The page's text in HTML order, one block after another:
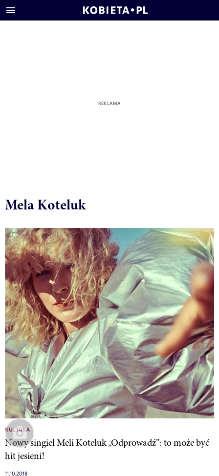
Mela Koteluk
KULTURA
Nowy singiel Meli Koteluk „Odprowadź”: to może być
hit jesieni!
11.10.2018